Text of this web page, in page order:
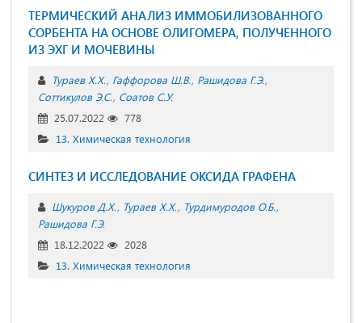
ТЕРМИЧЕСКИЙ АНАЛИЗ ИММОБИЛИЗОВАННОГО
СОРБЕНТА НА ОСНОВЕ ОЛИГОМЕРА, ПОЛУЧЕННОГО
ИЗ ЭХГ И МОЧЕВИНЫ
Тураев Х.Х. Гаффорова Ш.В. Рашидова Г.Э.
Соттикулов Э.С. Соатов С.У.
25.07.2022
778
13. Химическая технология
СИНТЕЗ И ИССЛЕДОВАНИЕ ОКСИДА ГРАФЕНА
Шукуров Д.Х. Тураев Х.Х. Турдимуродов О.Б.
Рашидова Г.Э.
18.12.2022
2028
13. Химическая технология